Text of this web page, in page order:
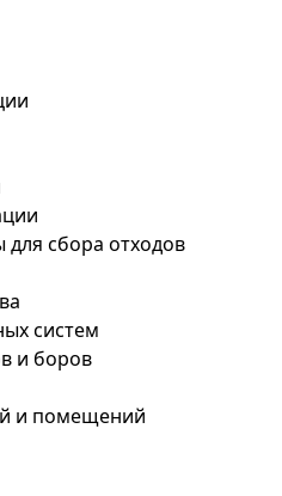
сбора отходов
систем
и боров
и помещений